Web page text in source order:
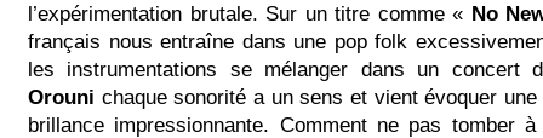
l’expérimentation brutale. Sur un titre comme « No
français nous entraîne dans une pop folk
les instrumentations se mélanger dans un concert
Orouni chaque sonorité a un sens et vient évoquer
brillance impressionnante. Comment ne pas tomber